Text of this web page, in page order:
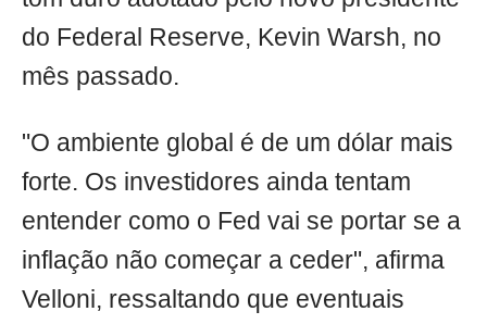
do Federal Reserve, Kevin Warsh, no
mês passado.
"O ambiente global é de um dólar mais
forte. Os investidores ainda tentam
entender como o Fed vai se portar se a
inflação não começar a ceder", afirma
Velloni, ressaltando que eventuais